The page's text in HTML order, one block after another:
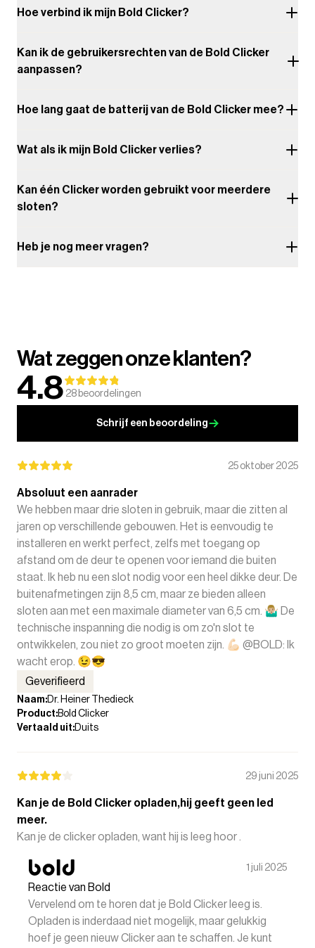
Hoe verbind ik mijn Bold Clicker?
Kan ik de gebruikersrechten van de Bold Clicker
aanpassen?
Hoe lang gaat de batterij van de Bold Clicker mee?
Wat als ik mijn Bold Clicker verlies?
Kan één Clicker worden gebruikt voor meerdere
sloten?
Heb je nog meer vragen?
Wat zeggen onze klanten?
4.8 28 beoordelingen
Schrijf een beoordeling
25 oktober 2025
Absoluut een aanrader
We hebben maar drie sloten in gebruik, maar die zitten al
jaren op verschillende gebouwen. Het is eenvoudig te
installeren en werkt perfect, zelfs met toegang op
afstand om de deur te openen voor iemand die buiten
staat. Ik heb nu een slot nodig voor een heel dikke deur. De
buitenafmetingen zijn 8,5 cm, maar ze bieden alleen
sloten aan met een maximale diameter van 6,5 cm. 🤷🏼‍♂️ De
technische inspanning die nodig is om zo'n slot te
ontwikkelen, zou niet zo groot moeten zijn. 💪🏻 @BOLD: Ik
wacht erop. 😉😎
Geverifieerd
Naam: Dr. Heiner Thedieck
Product:Bold Clicker
Vertaald uit: Duits
29 juni 2025
Kan je de Bold Clicker opladen,hij geeft geen led
meer.
Kan je de clicker opladen, want hij is leeg hoor .
1 juli 2025
Reactie van Bold
Vervelend om te horen dat je Bold Clicker leeg is.
Opladen is inderdaad niet mogelijk, maar gelukkig
hoef je geen nieuw Clicker aan te schaffen. Je kunt